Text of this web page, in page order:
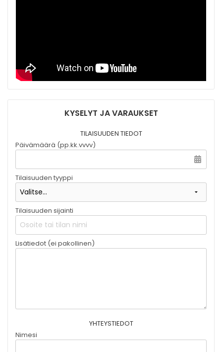
KYSELYT JA VARAUKSET
TILAISUUDEN TIEDOT
Päivämäärä (pp.kk.vvvv)
Tilaisuuden tyyppi
Tilaisuuden sijainti
Lisätiedot (ei pakollinen)
YHTEYSTIEDOT
Nimesi